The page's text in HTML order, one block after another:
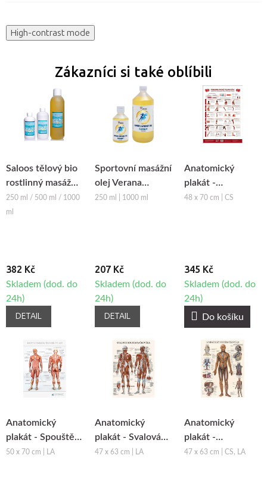
High-contrast mode
Zákazníci si také oblíbili
Saloos tělový bio
rostlinný masážní
olej BODY FIT
250 ml / 500 ml / 1000
ml
382 Kč
Skladem (dod. do
24h)
DETAIL
Sportovní masážní
olej Verana
Recovery
250 ml | 1000 ml
207 Kč
Skladem (dod. do
24h)
DETAIL
Anatomický
plakát -
Terapeutické
48 x 70 cm | CS
345 Kč
Skladem (dod. do
24h)
Do košíku
Anatomický
plakát - Spouštěcí
body těla
50 x 70 cm | LA
Anatomický
plakát - Svalová
soustava člověka
47 x 63 cm | LA
Anatomický
plakát -
Lymfatický
47 x 63 cm | CS, LA